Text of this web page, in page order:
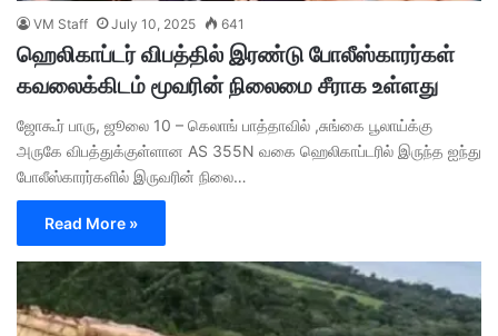
VM Staff July 10, 2025 641
ஹெலிகாப்டர் விபத்தில் இரண்டு போலீஸ்காரர்கள்
கவலைக்கிடம் மூவரின் நிலைமை சீராக உள்ளது
ஜோகூர் பாரு, ஜூலை 10 – கெலாங் பாத்தாவில் ,சுங்கை பூலாய்க்கு
அருகே விபத்துக்குள்ளான AS 355N வகை ஹெலிகாப்டரில் இருந்த ஐந்து
போலீஸ்காரர்களில் இருவரின் நிலை…
Read More »